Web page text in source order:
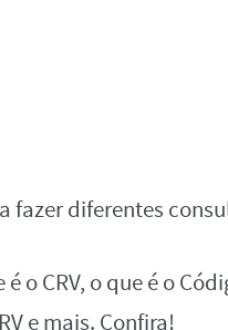
fazer diferentes
o CRV, o que é o
e mais. Confira!